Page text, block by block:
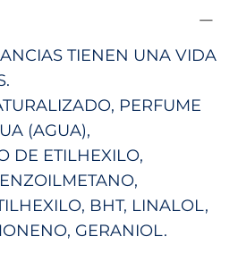
TIENEN UNA VIDA
PERFUME
(AGUA),
DE ETILHEXILO,
BHT, LINALOL,
GERANIOL.